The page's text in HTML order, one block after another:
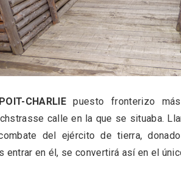
CHARLIEpuesto fronterizo
calle en la que se situaba.
del ejército de tierra,
entrar en él, se convertirá así en el
El árbol de Navidad de